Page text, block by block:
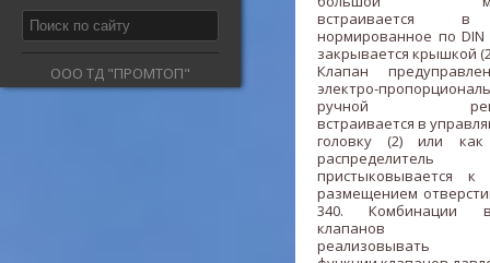
ООО ТД "ПРОМТОП"
встраивается в
нормированное по DIN
закрывается крышкой
Клапан
электро-
ручной
встраивается в
головку (2) или как
распределитель
пристыковывается
размещением
340. Комбинации
клапанов
реализовывать